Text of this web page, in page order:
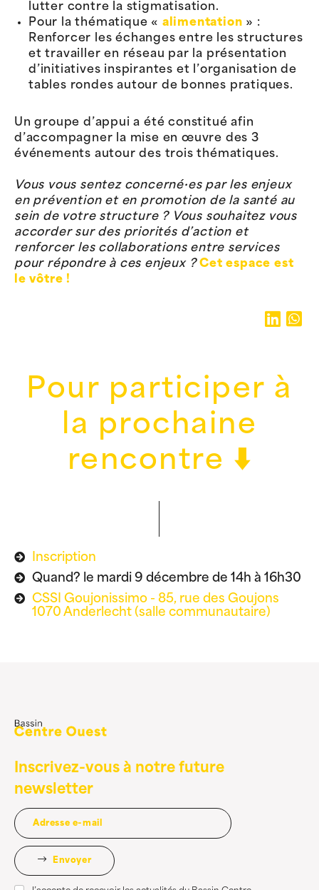
lutter contre la stigmatisation.
Pour la thématique « alimentation » :
Renforcer les échanges entre les structures
et travailler en réseau par la présentation
d’initiatives inspirantes et l’organisation de
tables rondes autour de bonnes pratiques.
Un groupe d’appui a été constitué afin
d’accompagner la mise en œuvre des 3
événements autour des trois thématiques.
Vous vous sentez concerné·es par les enjeux
en prévention et en promotion de la santé au
sein de votre structure ? Vous souhaitez vous
accorder sur des priorités d’action et
renforcer les collaborations entre services
pour répondre à ces enjeux ?Cet espace est
le vôtre !
Pour participer à
la prochaine
rencontre ⬇️
Inscription
Quand? le mardi 9 décembre de 14h à 16h30
CSSI Goujonissimo - 85, rue des Goujons
1070 Anderlecht (salle communautaire)
Inscrivez-vous à notre future
newsletter
Envoyer